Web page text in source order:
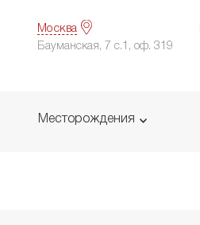
Москва
Бауманская, 7 с.1, оф. 319
Месторождения